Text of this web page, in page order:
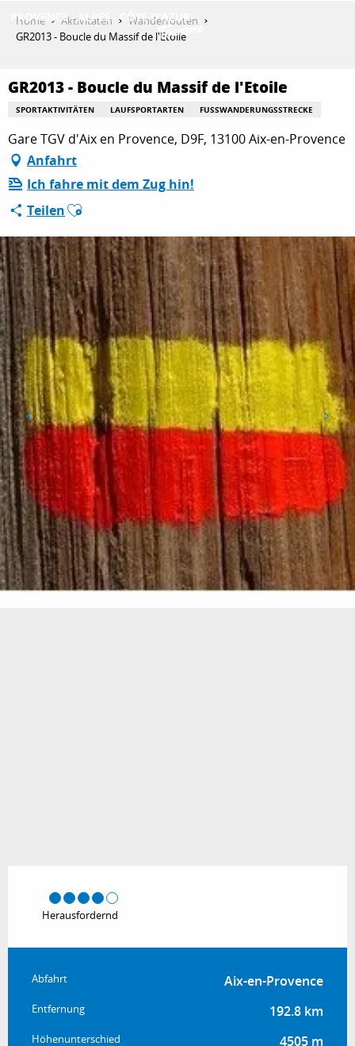
AKTIVITÄTEN
AUFENTHALT
ESPACE PRO
Home Aktivitäten
Wanderrouten
GR2013 - Boucle du Massif de l'Etoile
GR2013 - Boucle du Massif de l'Etoile
SPORTAKTIVITÄTEN LAUFSPORTARTEN FUSSWANDERUNGSSTRECKE
Gare TGV d'Aix en Provence, D9F, 13100 Aix-en-Provence
Anfahrt
Ich fahre mit dem Zug hin!
TeilenAjouter aux favoris
Herausfordernd
Praktische Informationen
Abfahrt Aix-en-Provence
Entfernung 192.8 km
Höhenunterschied 4505 m